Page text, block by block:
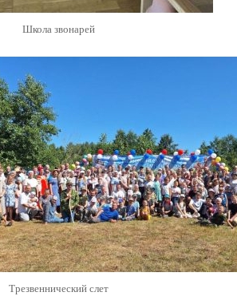
Школа звонарей
Трезвеннический слет